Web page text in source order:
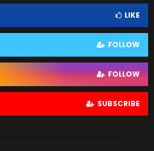
LIKE
FOLLOW
FOLLOW
SUBSCRIBE